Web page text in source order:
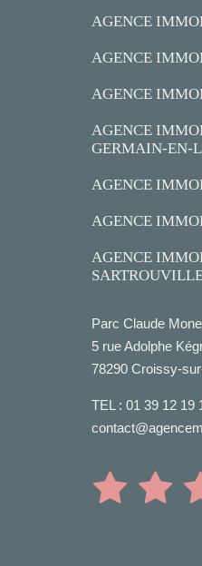
AGENCE
AGENCE
AGENCE
AGENCE
GERMAIN-EN-
AGENCE
AGENCE
AGENCE
Parc Claude
5 rue Adolphe
78290 Croissy-
TEL :01 39 12 19